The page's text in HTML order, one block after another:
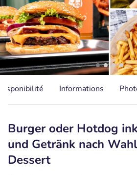
Informations
Burger oder Hotdog
und Getränk nach
Dessert